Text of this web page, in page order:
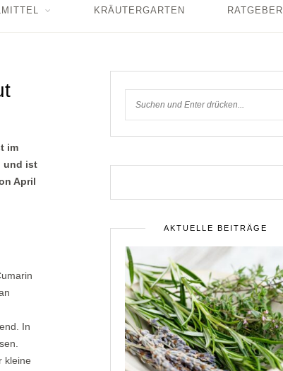
KRÄUTERGARTEN RATGEBER
im
und ist
April
In
kleine
AKTUELLE BEITRÄGE